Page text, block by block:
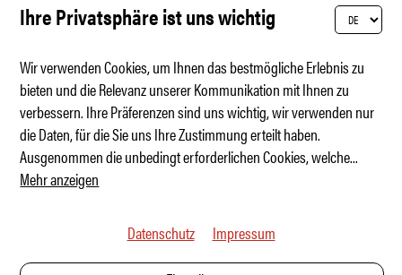
50 erstaunliche Fakten über den Golf GTI
Ihre Privatsphäre ist uns wichtig
Wir verwenden Cookies, um Ihnen das bestmögliche Erlebnis zu
bieten und die Relevanz unserer Kommunikation mit Ihnen zu
verbessern. Ihre Präferenzen sind uns wichtig, wir verwenden nur
die Daten, für die Sie uns Ihre Zustimmung erteilt haben.
Ausgenommen die unbedingt erforderlichen Cookies, welche...
Mehr anzeigen
Datenschutz Impressum